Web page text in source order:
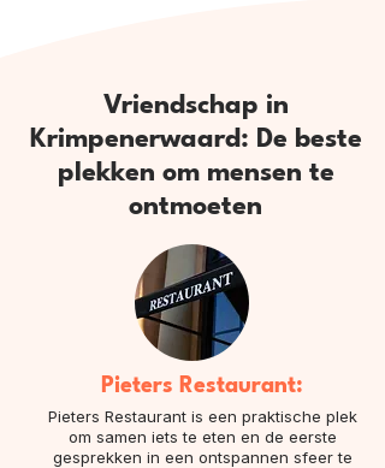
Vriendschap in
Krimpenerwaard: De beste
plekken om mensen te
ontmoeten
Pieters Restaurant:
Pieters Restaurant is een praktische plek
om samen iets te eten en de eerste
gesprekken in een ontspannen sfeer te